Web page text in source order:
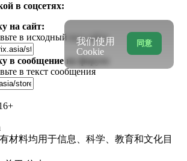
в соцсетях:
на сайт:
в исходный код сайта
в сообщение на форум:
в текст сообщения
材料均用于信息、科学、教育和文化目
同意
我们使用
Cookie